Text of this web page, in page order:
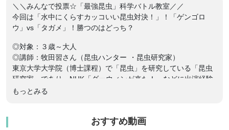
＼＼みんなで投票☆「最強昆虫」科学バトル教室／／
今回は「水中にくらすカッコいい昆虫対決！」！「ゲンゴロ
ウ」vs「タガメ」！勝つのはどっち？
◎対象：３歳～大人
◎講師：牧田習さん（昆虫ハンター ・昆虫研究家）
東京大学大学院（博士課程）で「昆虫」を研究している「昆虫
研究家」であり、NHK「ダーウィンが来た！」などに出演経験
がある、昆虫ハンター牧田習さんの「最強昆虫」科学バトル教
もっとみる
おすすめ動画